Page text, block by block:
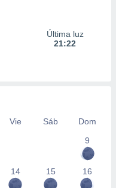
Última luz
21:22
Vie Sáb
Dom
9
14 15 16